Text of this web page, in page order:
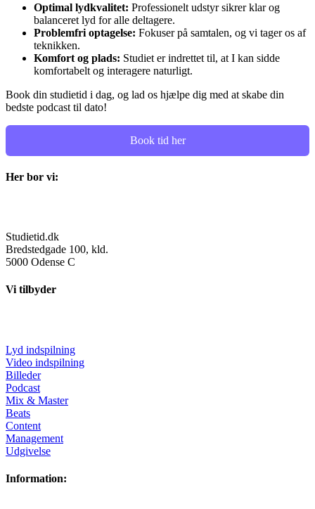
Optimal lydkvalitet: Professionelt udstyr sikrer klar og
balanceret lyd for alle deltagere.
Problemfri optagelse: Fokuser på samtalen, og vi tager os af
teknikken.
Komfort og plads: Studiet er indrettet til, at I kan sidde
komfortabelt og interagere naturligt.
Book din studietid i dag, og lad os hjælpe dig med at skabe din
bedste podcast til dato!
Book tid her
Her bor vi:
Studietid.dk
Bredstedgade 100, kld.
5000 Odense C
Vi tilbyder
Lyd indspilning
Video indspilning
Billeder
Podcast
Mix & Master
Beats
Content
Management
Udgivelse
Information: